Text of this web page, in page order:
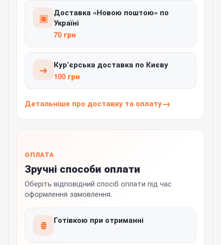
▣
Доставка «Новою поштою» по
Україні
70 грн
➜
Кур’єрська доставка по Києву
100 грн
Детальніше про доставку та оплату
ОПЛАТА
Зручні способи оплати
Оберіть відповідний спосіб оплати під час
оформлення замовлення.
₴ Готівкою при отриманні